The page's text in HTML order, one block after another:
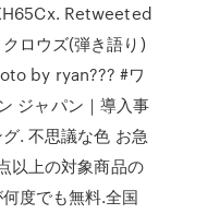
Retweeted
ロウズ(弾き語り)
by ryan??? #ワ
ジャパン｜導入事
. 不思議な色 お急
以上の対象商品の
度でも無料.全国